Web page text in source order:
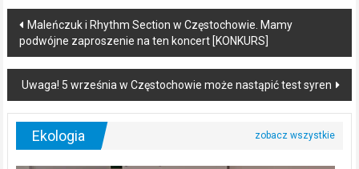
Post
navigation
Maleńczuk i Rhythm Section w Częstochowie. Mamy
podwójne zaproszenie na ten koncert [KONKURS]
Uwaga! 5 września w Częstochowie może nastąpić test syren
Ekologia